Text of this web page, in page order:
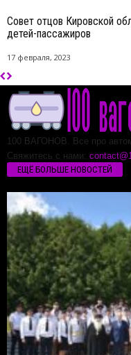
Совет отцов Кировской
детей-пассажиров
17 февраля, 2023
100 ВАГОНОВ. Все про
Свяжитесь с нами:
ЕЩЁ БОЛЬШЕ НОВОСТЕЙ